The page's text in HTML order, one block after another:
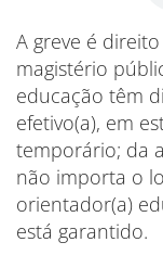
A greve é
magistério
educação têm
efetivo(a), em
temporário; da
não importa o
orientador(a)
está garantido.